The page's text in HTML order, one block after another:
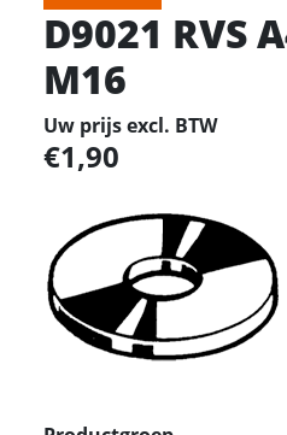
D9021 RVS
M16
Uw prijs excl. BTW
1,90